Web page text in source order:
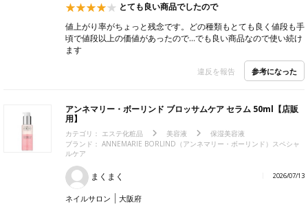
とても良い商品でしたので
値上がり率がちょっと残念です。どの種類もとても良く値段も手
頃で値段以上の価値があったので…でも良い商品なので使い続け
ます
違反を報告 参考になった
アンネマリー・ボーリンド ブロッサムケア セラム 50ml【店販
用】
カテゴリ： エステ化粧品 美容液
保湿美容液
ブランド： ANNEMARIE BORLIND（アンネマリー・ボーリンド）スペシャ
ルケア
まくまく 2026/07/13
ネイルサロン 大阪府